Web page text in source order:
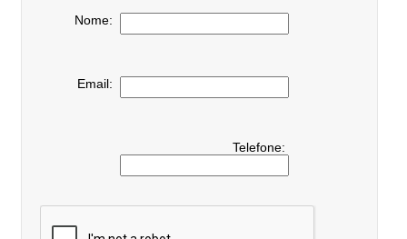
Nome:
Email:
Telefone: